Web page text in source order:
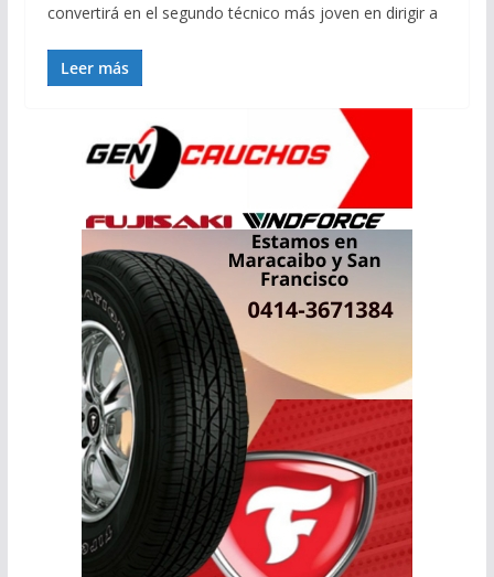
convertirá en el segundo técnico más joven en dirigir a
Leer más